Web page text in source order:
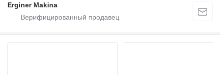
Erginer Makina